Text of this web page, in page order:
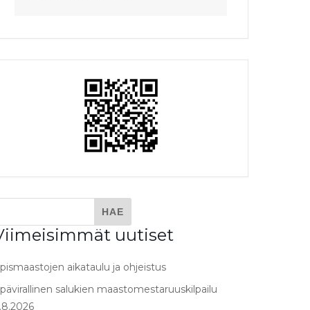
uutiset
aikataulu ja ohjeistus
salukien maastomestaruuskilpailu